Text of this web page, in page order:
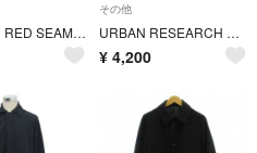
【日本製】RED SEAM インディゴデニムショップコート M アーバンリサーチ
その他
URBAN RESEARCH ジャケット123
¥ 4,200